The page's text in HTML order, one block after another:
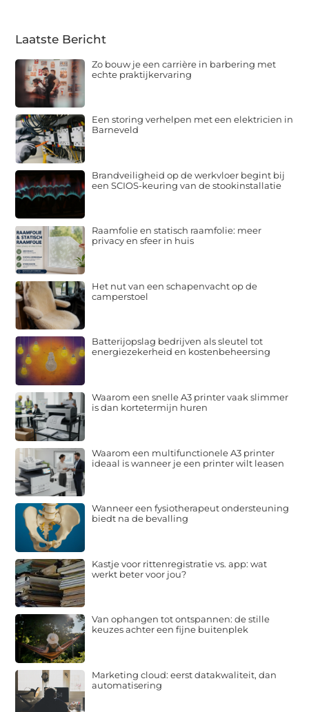
Laatste Bericht
Zo bouw je een carrière in barbering met
echte praktijkervaring
Een storing verhelpen met een elektricien in
Barneveld
Brandveiligheid op de werkvloer begint bij
een SCIOS-keuring van de stookinstallatie
Raamfolie en statisch raamfolie: meer
privacy en sfeer in huis
Het nut van een schapenvacht op de
camperstoel
Batterijopslag bedrijven als sleutel tot
energiezekerheid en kostenbeheersing
Waarom een snelle A3 printer vaak slimmer
is dan kortetermijn huren
Waarom een multifunctionele A3 printer
ideaal is wanneer je een printer wilt leasen
Wanneer een fysiotherapeut ondersteuning
biedt na de bevalling
Kastje voor rittenregistratie vs. app: wat
werkt beter voor jou?
Van ophangen tot ontspannen: de stille
keuzes achter een fijne buitenplek
Marketing cloud: eerst datakwaliteit, dan
automatisering